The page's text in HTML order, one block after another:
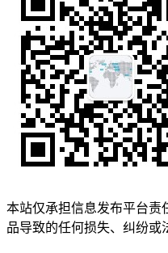
本站仅承担信息发布平台责
品导致的任何损失、纠纷或